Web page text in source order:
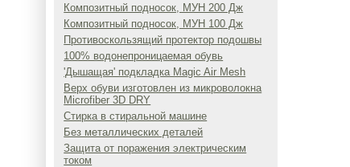
Композитный подносок, МУН 200 Дж
Композитный подносок, МУН 100 Дж
Противоскользящий протектор подошвы
100% водонепроницаемая обувь
'Дышащая' подкладка Magic Air Mesh
Верх обуви изготовлен из микроволокна
Microfiber 3D DRY
Стирка в стиральной машине
Без металлических деталей
Защита от поражения электрическим
током